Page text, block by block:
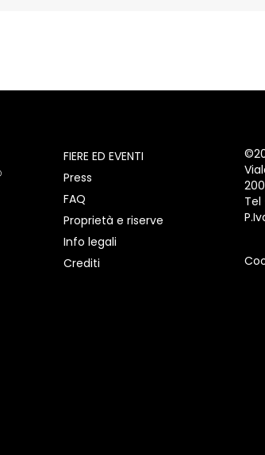
FIERE ED EVENTI
Press
FAQ
Proprietà e riserve
Info legali
Crediti
©
Tel